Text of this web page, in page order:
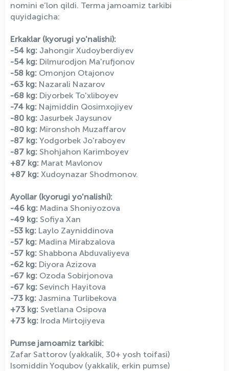
nomini e’lon qildi. Terma jamoamiz tarkibi
quyidagicha:
Erkaklar (kyorugi yo'nalishi):
-54 kg: Jahongir Xudoyberdiyev
-54 kg: Dilmurodjon Ma'rufjonov
-58 kg: Omonjon Otajonov
-63 kg: Nazarali Nazarov
-68 kg: Diyorbek To'xliboyev
-74 kg: Najmiddin Qosimxojiyev
-80 kg: Jasurbek Jaysunov
-80 kg: Mironshoh Muzaffarov
-87 kg: Yodgorbek Jo'raboyev
-87 kg: Shohjahon Karimboyev
+87 kg: Marat Mavlonov
+87 kg: Xudoynazar Shodmonov.
Ayollar (kyorugi yo'nalishi):
-46 kg: Madina Shoniyozova
-49 kg: Sofiya Xan
-53 kg: Laylo Zayniddinova
-57 kg: Madina Mirabzalova
-57 kg: Shabbona Abduvaliyeva
-62 kg: Diyora Azizova
-67 kg: Ozoda Sobirjonova
-67 kg: Sevinch Hayitova
-73 kg: Jasmina Turlibekova
+73 kg: Svetlana Osipova
+73 kg: Iroda Mirtojiyeva
Pumse jamoamiz tarkibi:
Zafar Sattorov (yakkalik, 30+ yosh toifasi)
Isomiddin Yoqubov (yakkalik, erkin pumse)